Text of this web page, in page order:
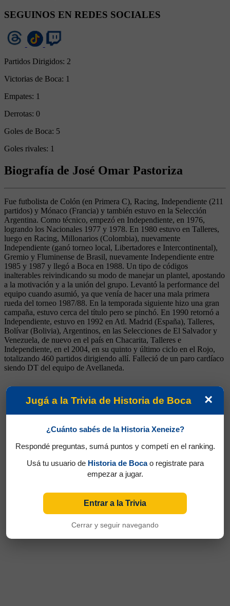
SEGUINOS EN REDES SOCIALES
Partidos Dirigidos: 2
Victorias de Boca: 1
Empates: 1
Derrotas: 0
Goles de Boca: 5
Goles rivales: 1
Biografía de José Omar Pastoriza
Fue futbolista de Colón (en Primera C), Racing, Independiente (211
partidos) y Mónaco (Francia) y también estuvo en la Selección
Argentina. Como técnico, empezó en Independiente, en 1976,
logrando los Nacionales 1977 y 1978. En 1980 estuvo en Talleres,
luego en Racing, Millonarios (Colombia), nuevamente
Independiente (ganó torneo local, Libertadores e Intercontinental),
Gremio y Fluminense de Brasil, nuevamente Independiente entre
1985 y 1987 y llegó a Boca en 1988. Un tipo de códigos
inalterables reivindicando su modo de manejar un plantel, apostando
a la motivación y a la unión del grupo. Levantó la performance del
equipo cuando asumió, ya que venía de hacer una mala primera
rueda del torneo 1987/88. En la temporada siguiente hizo una gran
campaña, estuvo cerca del título pero se pinchó. En 1990 retornó a
Independiente, estuvo en 1992 en Atl. Madrid (España), Talleres,
Bolívar (Bolivia), Argentinos, en las Selecciones de El Salvador y
Venezuela, de nuevo en el país en Chacarita, Talleres e
Independiente, en el 2004, en su quinto y último ciclo en el Rojo,
totalizando 460 partidos dirigiendo allí. Falleció de un paro cardíaco
siendo DT del equipo de Avellaneda.
×
Jugá a la Trivia de Historia de Boca
¿Cuánto sabés de la Historia Xeneize?
Respondé preguntas, sumá puntos y competí en el ranking.
Usá tu usuario de Historia de Bocao registrate para
empezar a jugar.
Entrar a la Trivia
Cerrar y seguir navegando